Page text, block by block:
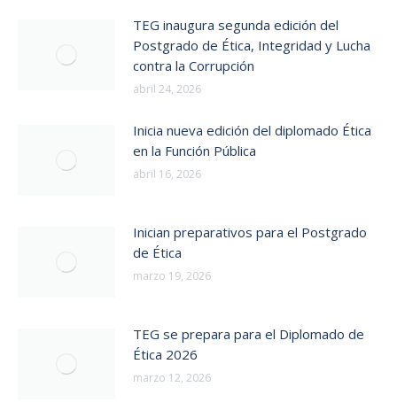
TEG inaugura segunda edición del
Postgrado de Ética, Integridad y Lucha
contra la Corrupción
abril 24, 2026
Inicia nueva edición del diplomado Ética
en la Función Pública
abril 16, 2026
Inician preparativos para el Postgrado
de Ética
marzo 19, 2026
TEG se prepara para el Diplomado de
Ética 2026
marzo 12, 2026